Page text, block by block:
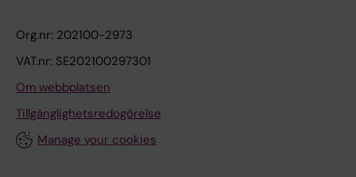
Org.nr: 202100-2973
VAT.nr: SE202100297301
Om webbplatsen
Tillgänglighetsredogörelse
Manage your cookies